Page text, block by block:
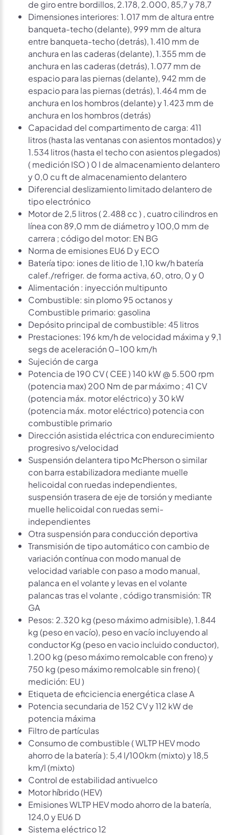
de giro entre bordillos, 2.178, 2.000, 85,7 y 78,7
Dimensiones interiores: 1.017 mm de altura entre
banqueta-techo (delante), 999 mm de altura
entre banqueta-techo (detrás), 1.410 mm de
anchura en las caderas (delante), 1.355 mm de
anchura en las caderas (detrás), 1.077 mm de
espacio para las piernas (delante), 942 mm de
espacio para las piernas (detrás), 1.464 mm de
anchura en los hombros (delante) y 1.423 mm de
anchura en los hombros (detrás)
Capacidad del compartimento de carga: 411
litros (hasta las ventanas con asientos montados) y
1.534 litros (hasta el techo con asientos plegados)
( medición ISO ) 0 l de almacenamiento delantero
y 0,0 cu ft de almacenamiento delantero
Diferencial deslizamiento limitado delantero de
tipo electrónico
Motor de 2,5 litros ( 2.488 cc ) , cuatro cilindros en
línea con 89,0 mm de diámetro y 100,0 mm de
carrera ; código del motor: EN BG
Norma de emisiones EU6 D y ECO
Batería tipo: iones de litio de 1,10 kw/h batería
calef./refriger. de forma activa, 60, otro, 0 y 0
Alimentación : inyección multipunto
Combustible: sin plomo 95 octanos y
Combustible primario: gasolina
Depósito principal de combustible: 45 litros
Prestaciones: 196 km/h de velocidad máxima y 9,1
segs de aceleración 0-100 km/h
Sujeción de carga
Potencia de 190 CV ( CEE ) 140 kW @ 5.500 rpm
(potencia max) 200 Nm de par máximo ; 41 CV
(potencia máx. motor eléctrico) y 30 kW
(potencia máx. motor eléctrico) potencia con
combustible primario
Dirección asistida eléctrica con endurecimiento
progresivo s/velocidad
Suspensión delantera tipo McPherson o similar
con barra estabilizadora mediante muelle
helicoidal con ruedas independientes,
suspensión trasera de eje de torsión y mediante
muelle helicoidal con ruedas semi-
independientes
Otra suspensión para conducción deportiva
Transmisión de tipo automático con cambio de
variación contínua con modo manual de
velocidad variable con paso a modo manual,
palanca en el volante y levas en el volante
palancas tras el volante , código transmisión: TR
GA
Pesos: 2.320 kg (peso máximo admisible), 1.844
kg (peso en vacío), peso en vacío incluyendo al
conductor Kg (peso en vacio incluido conductor),
1.200 kg (peso máximo remolcable con freno) y
750 kg (peso máximo remolcable sin freno) (
medición: EU )
Etiqueta de eficiciencia energética clase A
Potencia secundaria de 152 CV y 112 kW de
potencia máxima
Filtro de partículas
Consumo de combustible ( WLTP HEV modo
ahorro de la batería ): 5,4 l/100km (mixto) y 18,5
km/l (mixto)
Control de estabilidad antivuelco
Motor híbrido (HEV)
Emisiones WLTP HEV modo ahorro de la batería,
124,0 y EU6 D
Sistema eléctrico 12